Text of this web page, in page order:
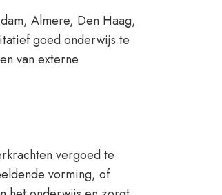
Almere, Den Haag,
goed onderwijs te
van externe
vergoed te
vorming, of